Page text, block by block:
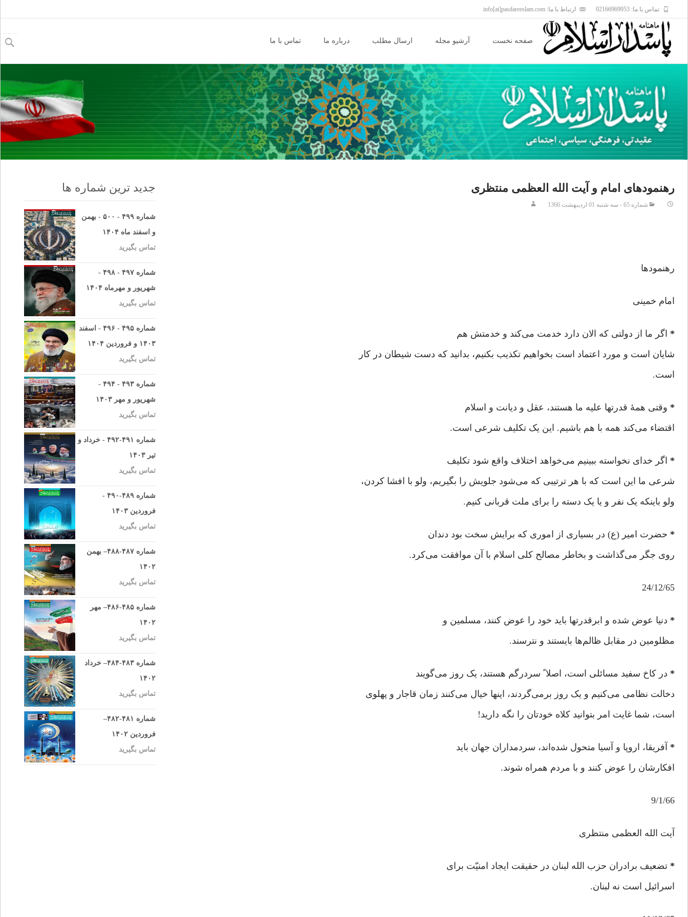
تماس با ما: 02166969953 ارتباط با ما: info[at]pasdareeslam.com
content
صفحه نخست آرشیو مجله ارسال مطلب درباره ما تماس با ما
برای:
رهنمودهای امام و آیت الله العظمی منتظری
شماره 65 - سه شنبه 01 ارديبهشت 1366
رهنمودها
امام خمینی
* اگر ما از دولتی که الان دارد خدمت می‌کند و خدمتش هم
شایان است و مورد اعتماد است بخواهیم تکذیب بکنیم، بدانید که دست شیطان در کار
است.
* وقتی همۀ قدرتها علیه ما هستند، عقل و دیانت و اسلام
اقتضاء می‌کند همه با هم باشیم. این یک تکلیف شرعی است.
* اگر خدای نخواسته ببینیم می‌خواهد اختلاف واقع شود تکلیف
شرعی ما این است که با هر ترتیبی که می‌شود جلویش را بگیریم، ولو با افشا کردن،
ولو باینکه یک نفر و یا یک دسته را برای ملت قربانی کنیم.
* حضرت امیر (ع) در بسیاری از اموری که برایش سخت بود دندان
روی جگر می‌گذاشت و بخاطر مصالح کلی اسلام با آن موافقت می‌کرد.
24/12/65
* دنیا عوض شده و ابرقدرتها باید خود را عوض کنند، مسلمین و
مظلومین در مقابل ظالم‌ها بایستند و نترسند.
* در کاخ سفید مسائلی است، اصلا ً سردرگم هستند، یک روز می‌گویند
دخالت نظامی می‌کنیم و یک روز برمی‌گردند، اینها خیال می‌کنند زمان قاجار و پهلوی
است، شما غایت امر بتوانید کلاه خودتان را نگه دارید!
* آفریقا، اروپا و آسیا متحول شده‌اند، سردمداران جهان باید
افکارشان را عوض کنند و با مردم همراه شوند.
9/1/66
آیت الله العظمی منتظری
* تضعیف برادران حزب الله لبنان در حقیقت ایجاد امنیّت برای
اسرائیل است نه لبنان.
جدید ترین شماره ها
شماره ۴۹۹ - ۵۰۰ - بهمن
و اسفند ماه ۱۴۰۴
تماس بگیرید
شماره ۴۹۷ - ۴۹۸ -
شهریور و مهرماه ۱۴۰۴
تماس بگیرید
شماره ۴۹۵ - ۴۹۶ - اسفند
۱۴۰۳ و فروردین ۱۴۰۴
تماس بگیرید
شماره ۴۹۳ - ۴۹۴ -
شهریور و مهر ۱۴۰۳
تماس بگیرید
شماره ۴۹۱-۴۹۲ - خرداد و
تیر ۱۴۰۳
تماس بگیرید
شماره ۴۸۹-۴۹۰ -
فروردین ۱۴۰۳
تماس بگیرید
شماره ۴۸۷-۴۸۸– بهمن
۱۴۰۲
تماس بگیرید
شماره ۴۸۵-۴۸۶– مهر
۱۴۰۲
تماس بگیرید
شماره ۴۸۳-۴۸۴– خرداد
۱۴۰۲
تماس بگیرید
شماره ۴۸۱-۴۸۲–
فروردین ۱۴۰۲
تماس بگیرید